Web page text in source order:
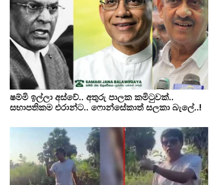
ෂම්මි ඉල්ලා අස්වේ.. අතුරු පාලක කමිටුවක්..
සභාපතිකම එරාන්ට.. ෆොන්සේකාත් සලකා බැලේ..!